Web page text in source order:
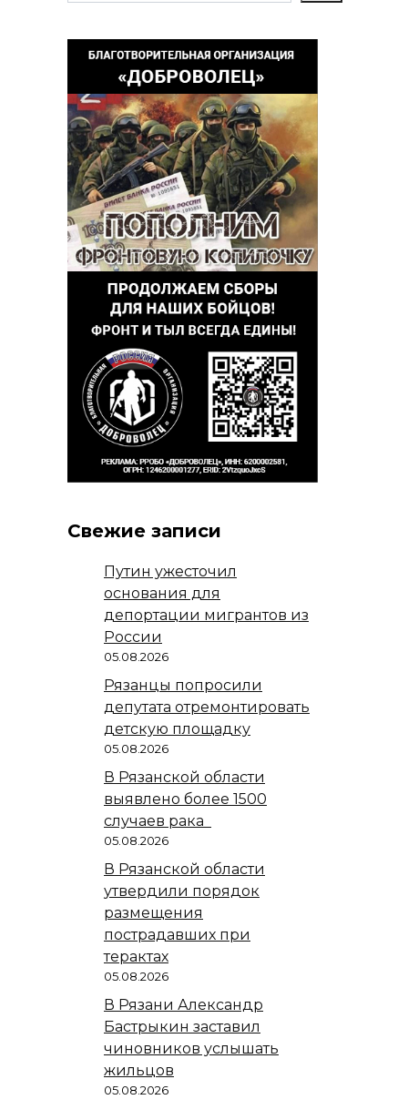
Свежие записи
Путин ужесточил
основания для
депортации мигрантов из
России
05.08.2026
Рязанцы попросили
депутата отремонтировать
детскую площадку
05.08.2026
В Рязанской области
выявлено более 1500
случаев рака
05.08.2026
В Рязанской области
утвердили порядок
размещения
пострадавших при
терактах
05.08.2026
В Рязани Александр
Бастрыкин заставил
чиновников услышать
жильцов
05.08.2026